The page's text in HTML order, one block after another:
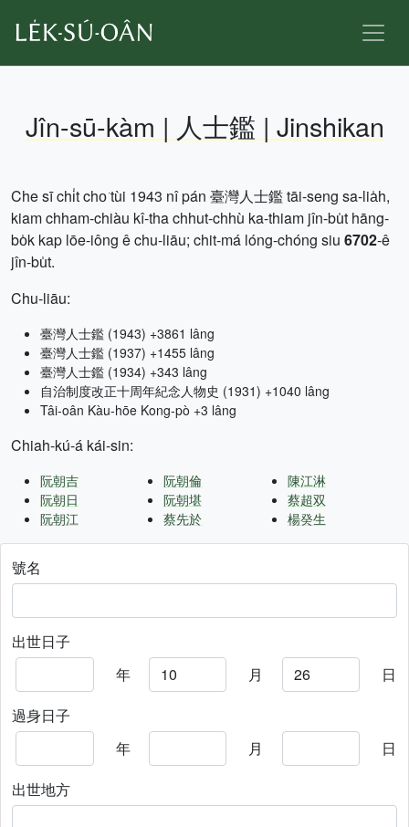
Jîn-sū-kàm | 人士鑑 | Jinshikan
Che sī chi̍t cho͘ tùi 1943 nî pán 臺灣人士鑑 tāi-seng sa-lia̍h,
kiam chham-chiàu kî-tha chhut-chhù ka-thiam jîn-bu̍t hāng-
bo̍k kap lōe-iông ê chu-liāu; chit-má lóng-chóng siu 6702-ê
jîn-bu̍t.
Chu-liāu:
臺灣人士鑑 (1943) +3861 lâng
臺灣人士鑑 (1937) +1455 lâng
臺灣人士鑑 (1934) +343 lâng
自治制度改正十周年紀念人物史 (1931) +1040 lâng
Tâi-oân Kàu-hōe Kong-pò +3 lâng
Chiah-kú-á kái-sin:
阮朝吉
阮朝日
阮朝江
阮朝倫
阮朝堪
蔡先於
陳江淋
蔡超双
楊癸生
號名
出世日子
年
月
日
過身日子
年
月
日
出世地方